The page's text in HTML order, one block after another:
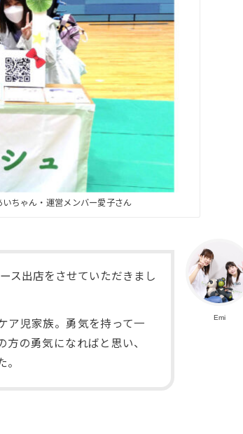
ちゃん・運営メンバー愛子さん
Emi
ス出店をさせていただきまし
ア児家族。勇気を持って一
の勇気になればと思い、
。